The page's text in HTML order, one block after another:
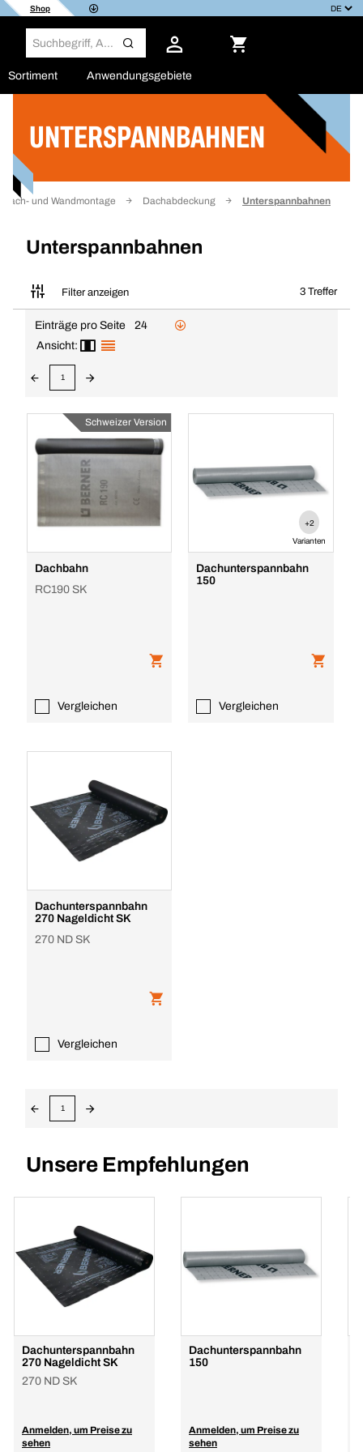
Shop
Sortiment Anwendungsgebiete
UNTERSPANNBAHNEN
Dach- und Wandmontage Dachabdeckung Unterspannbahnen
Unterspannbahnen
Filter anzeigen 3 Treffer
Filter
Einträge pro Seite
24
Ansicht:
1
Schweizer Version
Dachbahn
RC190 SK
Vergleichen
+2
Varianten
Dachunterspannbahn
150
Vergleichen
Dachunterspannbahn
270 Nageldicht SK
270 ND SK
Vergleichen
1
Unsere Empfehlungen
Dachunterspannbahn
270 Nageldicht SK
270 ND SK
Anmelden, um Preise zu
sehen
Dachunterspannbahn
150
Anmelden, um Preise zu
sehen